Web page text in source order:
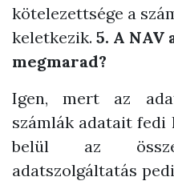
kötelezettsége a
keletkezik. 5. A
megmarad?
Igen, mert az
számlák adatait fedi
belül az
adatszolgáltatás